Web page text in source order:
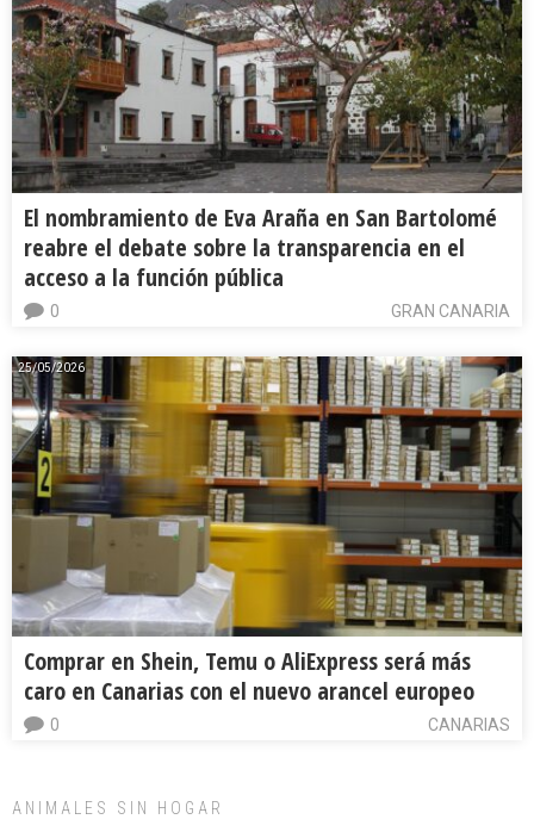
El nombramiento de Eva Araña en San Bartolomé
reabre el debate sobre la transparencia en el
acceso a la función pública
GRAN CANARIA
0
25/05/2026
Comprar en Shein, Temu o AliExpress será más
caro en Canarias con el nuevo arancel europeo
CANARIAS
0
ANIMALES SIN HOGAR